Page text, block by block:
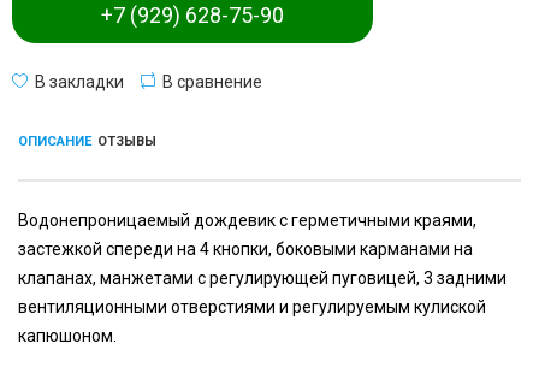
+7 (929) 628-75-90
В закладки В сравнение
ОПИСАНИЕ ОТЗЫВЫ
Водонепроницаемый дождевик с герметичными краями,
застежкой спереди на 4 кнопки, боковыми карманами на
клапанах, манжетами с регулирующей пуговицей, 3 задними
вентиляционными отверстиями и регулируемым кулиской
капюшоном.